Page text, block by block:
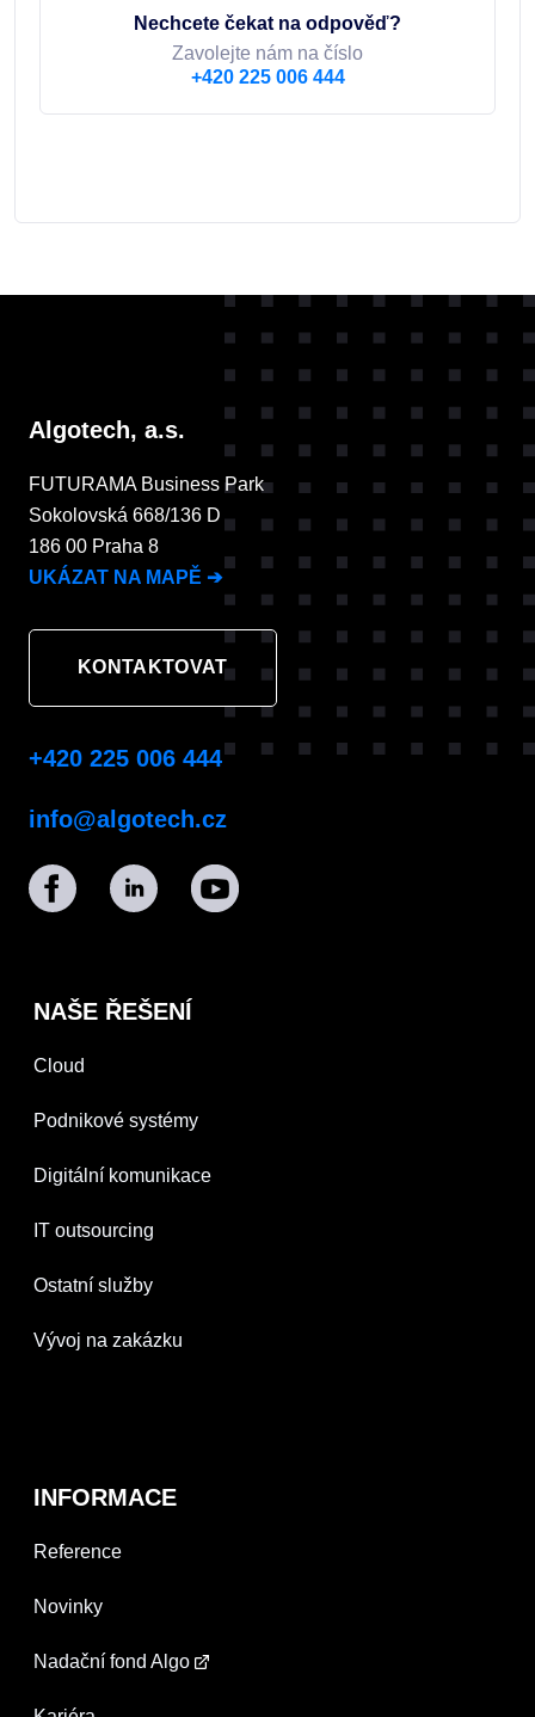
Nechcete čekat na odpověď?
Zavolejte nám na číslo
+420 225 006 444
Algotech, a.s.
FUTURAMA Business Park
Sokolovská 668/136 D
186 00 Praha 8
UKÁZAT NA MAPĚ ➔
KONTAKTOVAT
+420 225 006 444
info@algotech.cz
NAŠE ŘEŠENÍ
Cloud
Podnikové systémy
Digitální komunikace
IT outsourcing
Ostatní služby
Vývoj na zakázku
INFORMACE
Reference
Novinky
Nadační fond Algo